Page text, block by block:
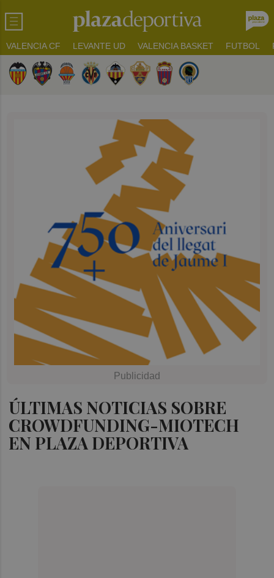
VALENCIA CF LEVANTE UD VALENCIA BASKET FUTBOL
ÚLTIMAS NOTICIAS SOBRE
CROWDFUNDING-MIOTECH
EN PLAZA DEPORTIVA